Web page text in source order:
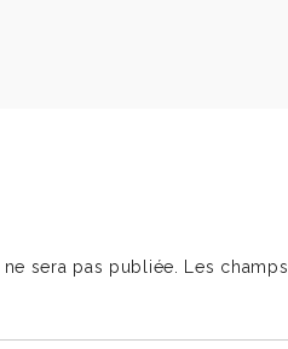
sera pas publiée. Les